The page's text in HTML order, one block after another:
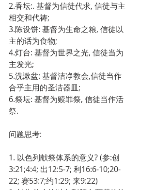
2.香坛:. 基督为信徒代求, 信徒与主
相交和代祷;
3.陈设饼: 基督为生命之粮, 信徒以
主的话为食物;
4.灯台: 基督为世界之光, 信徒当为
主发光;
5.洗漱盆: 基督洁净教会,信徒当作
合乎主用的圣洁器皿;
6.祭坛: 基督为赎罪祭, 信徒当作活
祭.
问题思考:
1. 以色列献祭体系的意义? (参:创
3:21;4:4; 出12:5-7; 利16:6-10;20-
22; 赛53:7;约1:29; 来9:22)